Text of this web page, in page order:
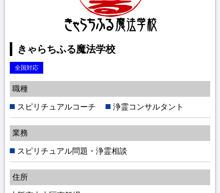
きゃらちふる魔法学校
全国対応
職種
スピリチュアルコーチ 浄霊コンサルタント
業務
スピリチュアル問題・浄霊相談
住所